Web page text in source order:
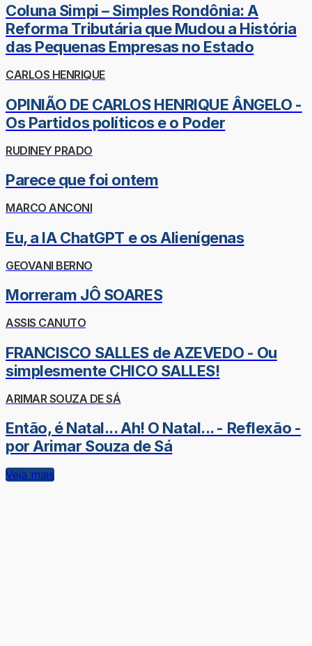
Coluna Simpi – Simples Rondônia: A
Reforma Tributária que Mudou a História
das Pequenas Empresas no Estado
CARLOS HENRIQUE
OPINIÃO DE CARLOS HENRIQUE ÂNGELO -
Os Partidos políticos e o Poder
RUDINEY PRADO
Parece que foi ontem
MARCO ANCONI
Eu, a IA ChatGPT e os Alienígenas
GEOVANI BERNO
Morreram JÔ SOARES
ASSIS CANUTO
FRANCISCO SALLES de AZEVEDO - Ou
simplesmente CHICO SALLES!
ARIMAR SOUZA DE SÁ
Então, é Natal... Ah! O Natal... - Reflexão -
por Arimar Souza de Sá
Veja mais